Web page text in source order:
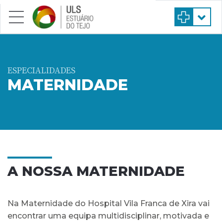
Saltar para conteúdo principal
ESPECIALIDADES
MATERNIDADE
A NOSSA MATERNIDADE
Na Maternidade do Hospital Vila Franca de Xira vai
encontrar uma equipa multidisciplinar, motivada e